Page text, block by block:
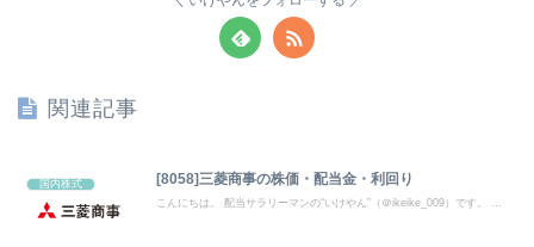
関連記事
国内株式 [8058]三菱商事の株価・配当金・利回り
こんにちは。 配当サラリーマンの“いけやん”（＠ikeike_009）です。 ...